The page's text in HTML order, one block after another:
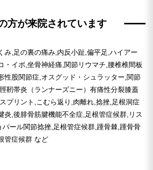
方が来院されています
み,足の裏の痛み,内反小趾,偏平足,ハイアー
・イボ,坐骨神経痛,関節リウマチ,腰椎椎間板
性股関節症,オスグッド・シュラッター,関節
靭帯炎（ランナーズニー）有痛性分裂膝蓋
プリント,こむら返り,肉離れ,捻挫,足根洞症
炎,後腓骨筋腱機能不全症,足根管症候群,リス
パール関節捻挫,足根管症候群,踵骨棘,踵骨骨
管症候群 など